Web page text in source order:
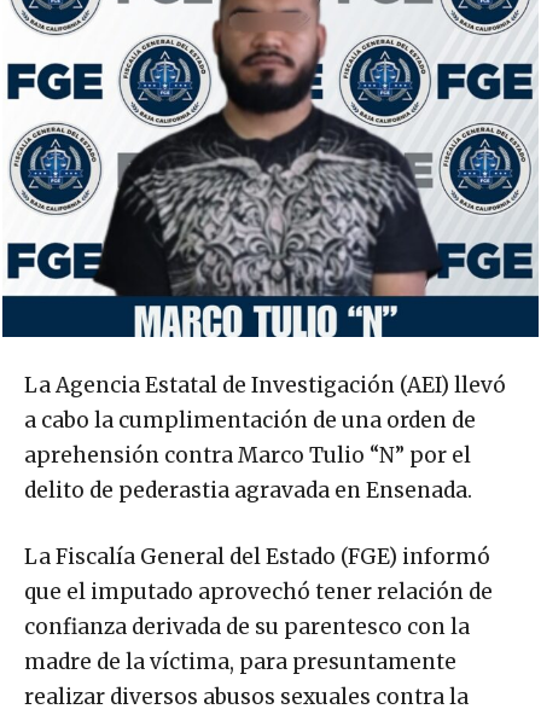
La Agencia Estatal de Investigación (AEI) llevó
a cabo la cumplimentación de una orden de
aprehensión contra Marco Tulio “N” por el
delito de pederastia agravada en Ensenada.
La Fiscalía General del Estado (FGE) informó
que el imputado aprovechó tener relación de
confianza derivada de su parentesco con la
madre de la víctima, para presuntamente
realizar diversos abusos sexuales contra la